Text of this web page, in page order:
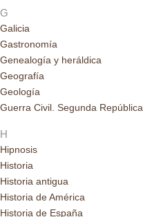
G
Galicia
Gastronomía
Genealogía y heráldica
Geografía
Geología
Guerra Civil. Segunda República
H
Hipnosis
Historia
Historia antigua
Historia de América
Historia de España